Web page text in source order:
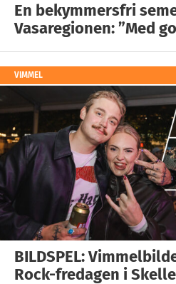
En bekymmersfri
Vasaregionen: ”Med
VIMMEL
BILDSPEL:
Rock-fredagen i